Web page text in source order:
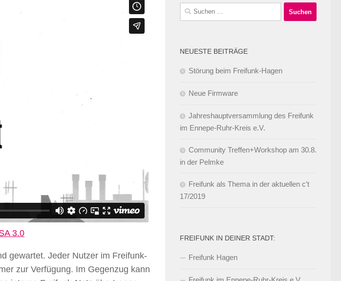
3.0
gewartet. Jeder Nutzer im Freifunk-
zur Verfügung. Im Gegenzug kann
Suchen
nach:
NEUESTE BEITRÄGE
Störung beim Freifunk-Hagen
Neue Firmware
Jahreshauptversammlung des Freifunk
im Ennepe-Ruhr-Kreis e.V.
Community Treffen+Workshop am 30.8.
in der Pelmke
Freifunk als Thema in der aktuellen c’t
17/2019
FREIFUNK IN DEINER STADT:
Freifunk Hagen